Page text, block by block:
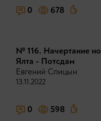
0 678
№ 116. Начертание
Ялта - Потсдам
Евгений Спицын
13.11.2022
0 598